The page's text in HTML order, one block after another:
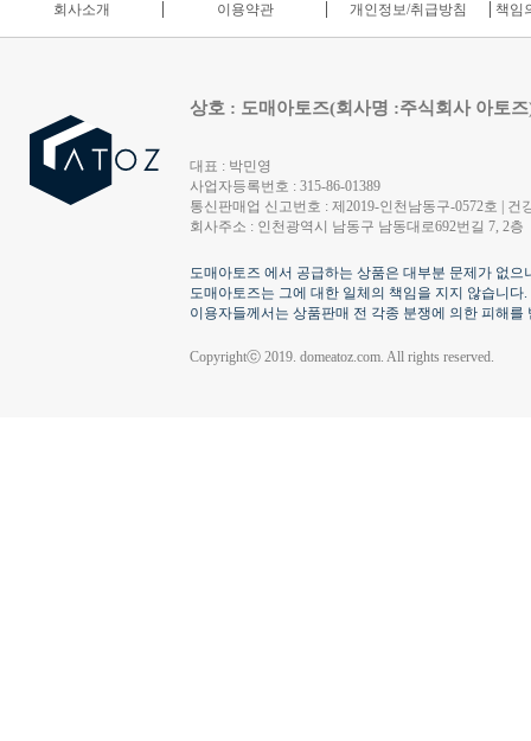
회사소개 이용약관 개인정보/취급방침 책임
상호 : 도매아토즈(회사명 :주식회사 아토
대표 : 박민영
사업자등록번호 : 315-86-01389
통신판매업 신고번호 : 제2019-인천남동구-0572호 | 건
회사주소 : 인천광역시 남동구 남동대로692번길 7, 2층
도매아토즈 에서 공급하는 상품은 대부분 문제가 없
도매아토즈는 그에 대한 일체의 책임을 지지 않습니다.
이용자들께서는 상품판매 전 각종 분쟁에 의한 피해
Copyrightⓒ 2019. domeatoz.com. All rights reserved.